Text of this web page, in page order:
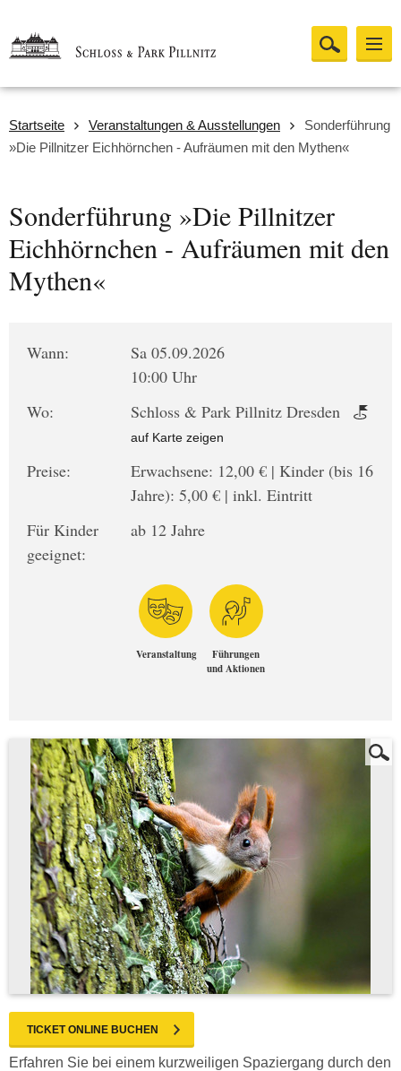
Startseite Veranstaltungen & Ausstellungen
Sonderführung
»Die Pillnitzer Eichhörnchen - Aufräumen mit den Mythen«
Sonderführung »Die Pillnitzer
Eichhörnchen - Aufräumen mit den
Mythen«
Wann:
Sa 05.09.2026
10:00 Uhr
Wo:
Schloss & Park Pillnitz Dresden
auf Karte zeigen
Preise:
Erwachsene: 12,00 € | Kinder (bis 16
Jahre): 5,00 € | inkl. Eintritt
Für Kinder
geeignet:
ab 12 Jahre
Veranstaltung
Führungen
und Aktionen
TICKET ONLINE BUCHEN
Erfahren Sie bei einem kurzweiligen Spaziergang durch den